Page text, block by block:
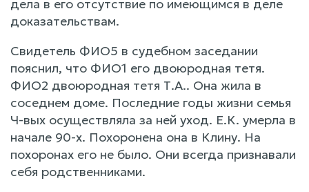
дела в его отсутствие по имеющимся в деле
доказательствам.
Свидетель ФИО5 в судебном заседании
пояснил, что ФИО1 его двоюродная тетя.
ФИО2 двоюродная тетя Т.А.. Она жила в
соседнем доме. Последние годы жизни семья
Ч-вых осуществляла за ней уход. Е.К. умерла в
начале 90-х. Похоронена она в Клину. На
похоронах его не было. Они всегда признавали
себя родственниками.